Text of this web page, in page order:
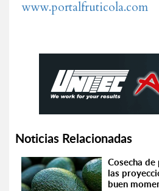
www.portalfruticola.com
Noticias Relacionadas
Cosecha
las
buen